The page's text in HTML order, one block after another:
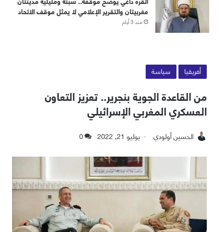
مغربيتان والتقرير الإعلامي لا يمثل موقف الاتحاد
منذ 3 أيام